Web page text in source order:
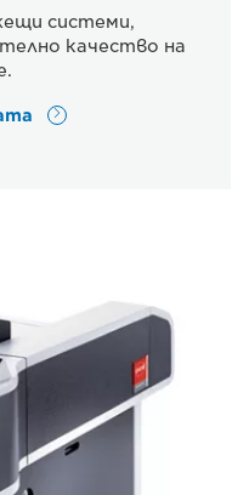
системи,
качество на